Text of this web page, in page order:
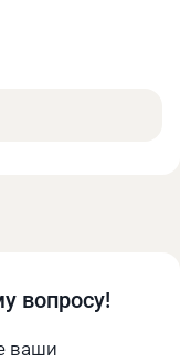
корпусов и
вопросу!
ваши